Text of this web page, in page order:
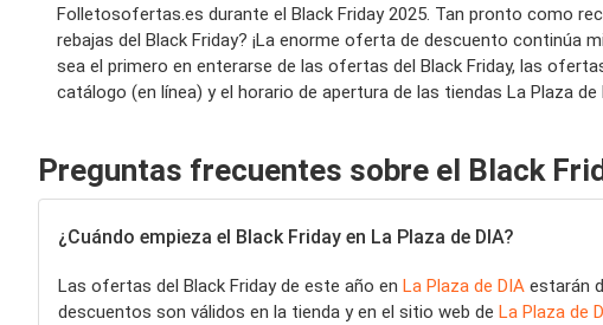
Folletosofertas.es durante el Black Friday 2025. Tan pronto como
rebajas del Black Friday? ¡La enorme oferta de descuento continúa
sea el primero en enterarse de las ofertas del Black Friday, las
catálogo (en línea) y el horario de apertura de las tiendas La Plaza de
Preguntas frecuentes sobre el Black
¿Cuándo empieza el Black Friday en La Plaza de DIA?
Las ofertas del Black Friday de este año en La Plaza de DIA estarán
descuentos son válidos en la tienda y en el sitio web de La Plaza de